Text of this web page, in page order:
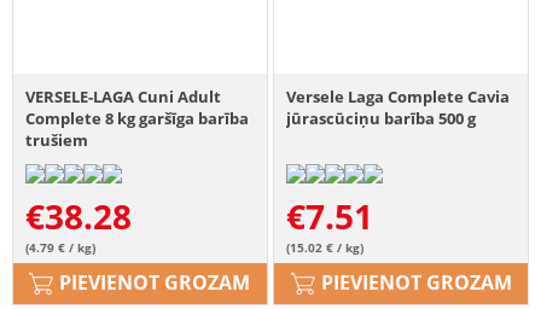
VERSELE-LAGA Cuni Adult
Complete 8 kg garšīga barība
trušiem
€38.28
(4.79 € / kg)
PIEVIENOT GROZAM
Versele Laga Complete Cavia
jūrascūciņu barība 500 g
€7.51
(15.02 € / kg)
PIEVIENOT GROZAM